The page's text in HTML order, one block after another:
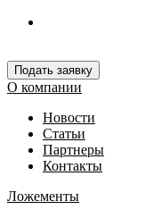
Подать заявку
О компании
Новости
Статьи
Партнеры
Контакты
Ложементы